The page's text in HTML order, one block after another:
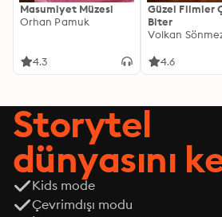
Masumiyet Müzesi
Orhan Pamuk
4.3
Güzel Filmler
Biter
Volkan
4.6
Storytel
dünyasını
Kids mode
Çevrimdışı modu